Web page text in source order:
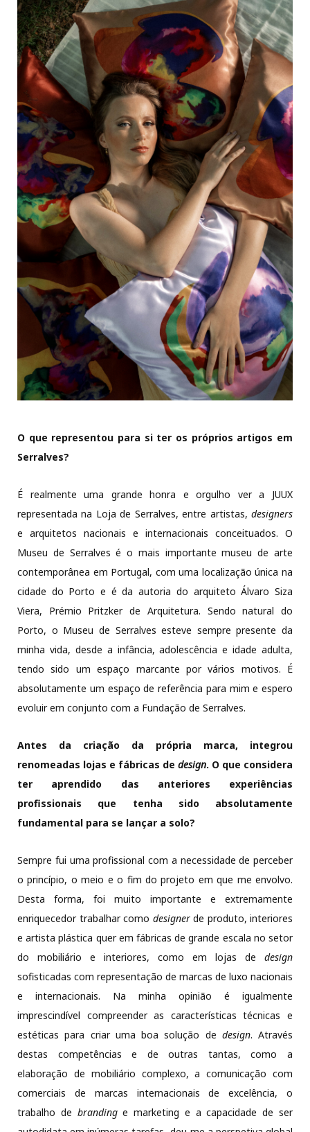
O que representou para si ter os próprios artigos em
Serralves?
É realmente uma grande honra e orgulho ver a JUUX
representada na Loja de Serralves, entre artistas, designers
e arquitetos nacionais e internacionais conceituados. O
Museu de Serralves é o mais importante museu de arte
contemporânea em Portugal, com uma localização única na
cidade do Porto e é da autoria do arquiteto Álvaro Siza
Viera, Prémio Pritzker de Arquitetura. Sendo natural do
Porto, o Museu de Serralves esteve sempre presente da
minha vida, desde a infância, adolescência e idade adulta,
tendo sido um espaço marcante por vários motivos. É
absolutamente um espaço de referência para mim e espero
evoluir em conjunto com a Fundação de Serralves.
Antes da criação da própria marca, integrou
renomeadas lojas e fábricas de design. O que considera
ter aprendido das anteriores experiências
profissionais que tenha sido absolutamente
fundamental para se lançar a solo?
Sempre fui uma profissional com a necessidade de perceber
o princípio, o meio e o fim do projeto em que me envolvo.
Desta forma, foi muito importante e extremamente
enriquecedor trabalhar como designerde produto, interiores
e artista plástica quer em fábricas de grande escala no setor
do mobiliário e interiores, como em lojas de design
sofisticadas com representação de marcas de luxo nacionais
e internacionais. Na minha opinião é igualmente
imprescindível compreender as características técnicas e
estéticas para criar uma boa solução de design. Através
destas competências e de outras tantas, como a
elaboração de mobiliário complexo, a comunicação com
comerciais de marcas internacionais de excelência, o
trabalho de brandinge marketing e a capacidade de ser